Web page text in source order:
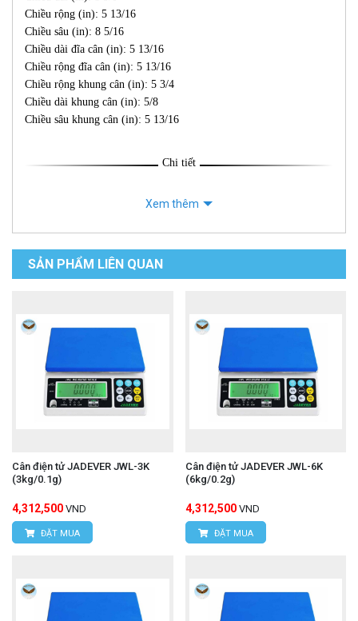
Chiều rộng (in): 5 13/16
Chiều sâu (in): 8 5/16
Chiều dài đĩa cân (in): 5 13/16
Chiều rộng đĩa cân (in): 5 13/16
Chiều rộng khung cân (in): 5 3/4
Chiều dài khung cân (in): 5/8
Chiều sâu khung cân (in): 5 13/16
Chi tiết
Xem thêm
SẢN PHẨM LIÊN QUAN
Cân điện tử JADEVER JWL-3K
(3kg/0.1g)
4,312,500 VND
ĐẶT MUA
Cân điện tử JADEVER JWL-6K
(6kg/0.2g)
4,312,500 VND
ĐẶT MUA